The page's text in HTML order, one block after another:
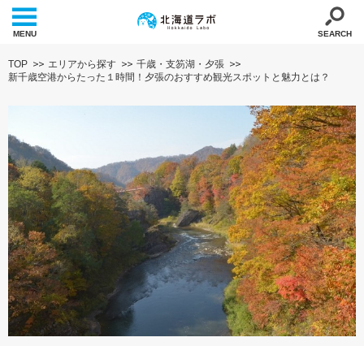
MENU SEARCH
TOP エリアから探す
千歳・支笏湖・夕張
新千歳空港からたった１時間！夕張のおすすめ観光スポットと魅力とは？